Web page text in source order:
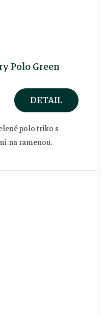
Polo Green
DETAIL
polo triko s
na ramenou.